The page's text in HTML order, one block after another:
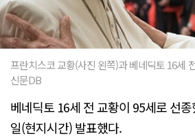
프란치스코 교황(사진 왼쪽)과 베네딕토 16세
신문DB
베네딕토 16세 전 교황이 95세로 선
일(현지시간) 발표했다.